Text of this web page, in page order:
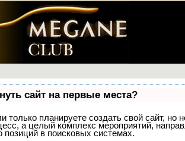
сайт на первые места?
только планируете создать свой сайт, но
а целый комплекс мероприятий,
позиций в поисковых системах.